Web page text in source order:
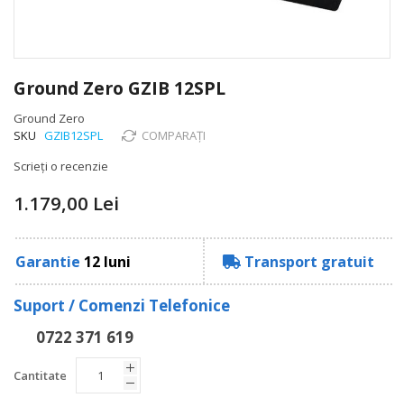
to
the
beginning
of
images
Ground Zero GZIB 12SPL
Ground Zero
SKU GZIB12SPL
COMPARAȚI
Scrieți o recenzie
1.179,00 Lei
Garantie 12 luni Transport gratuit
Suport / Comenzi Telefonice
0722 371 619
Cantitate